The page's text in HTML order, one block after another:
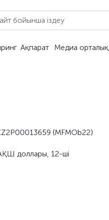
Ақпарат Медиа орталық
(MFMOb22)
доллары, 12-шi